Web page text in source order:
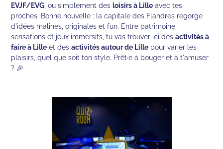
EVJF/EVG , ou simplement desloisirs à Lille avec tes
proches. Bonne nouvelle : la capitale des Flandres regorge
d'idées malines, originales et fun. Entre patrimoine,
sensations et jeux immersifs, tu vas trouver ici desactivités à
faire à Lille et desactivités autour de Lille pour varier les
plaisirs, quel que soit ton style. Prêt·e à bouger et à t'amuser
? 🎉